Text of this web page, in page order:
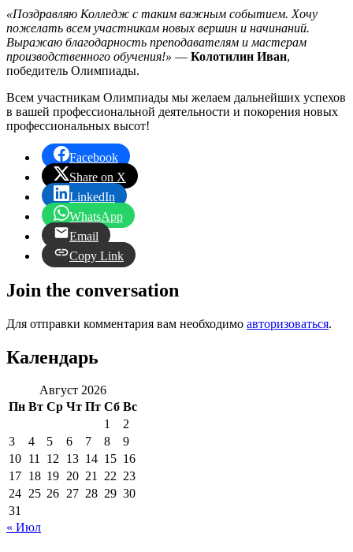
«Поздравляю Колледж с таким важным событием. Хочу
пожелать всем участникам новых вершин и начинаний.
Выражаю благодарность преподавателям и мастерам
производственного обучения!» — Колотилин Иван,
победитель Олимпиады.
Всем участникам Олимпиады мы желаем дальнейших успехов
в вашей профессиональной деятельности и покорения новых
профессиональных высот!
Facebook
Share on X
LinkedIn
WhatsApp
Email
Copy Link
Join the conversation
Для отправки комментария вам необходимо авторизоваться.
Календарь
Август 2026
Пн Вт Ср Чт Пт Сб Вс
1
2
3
4 5 6 7 8
9
10 11 12 13 14 15 16
17 18 19 20 21 22 23
24 25 26 27 28 29 30
31
« Июл